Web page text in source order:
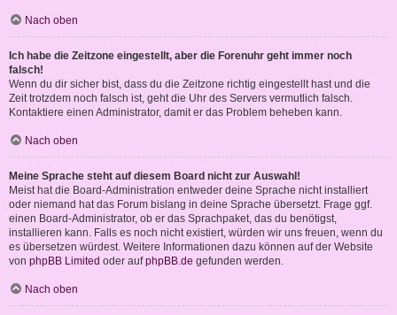
Nach oben
Ich habe die Zeitzone eingestellt, aber die Forenuhr geht immer noch
falsch!
Wenn du dir sicher bist, dass du die Zeitzone richtig eingestellt hast und die
Zeit trotzdem noch falsch ist, geht die Uhr des Servers vermutlich falsch.
Kontaktiere einen Administrator, damit er das Problem beheben kann.
Nach oben
Meine Sprache steht auf diesem Board nicht zur Auswahl!
Meist hat die Board-Administration entweder deine Sprache nicht installiert
oder niemand hat das Forum bislang in deine Sprache übersetzt. Frage ggf.
einen Board-Administrator, ob er das Sprachpaket, das du benötigst,
installieren kann. Falls es noch nicht existiert, würden wir uns freuen, wenn du
es übersetzen würdest. Weitere Informationen dazu können auf der Website
von phpBB Limited oder aufphpBB.de gefunden werden.
Nach oben